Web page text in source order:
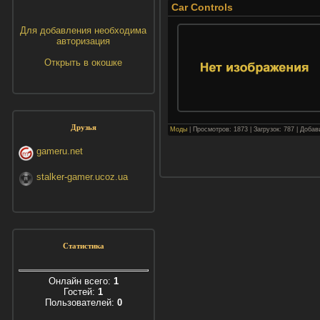
Для добавления необходима
авторизация
Открыть в окошке
Друзья
gameru.net
stalker-gamer.ucoz.ua
Статистика
Онлайн всего: 1
Гостей: 1
Пользователей: 0
Car Controls
Моды| Просмотров: 1873 | Загрузок: 787 |